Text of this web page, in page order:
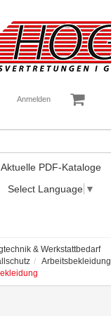
Anmelden
Aktuelle PDF-Kataloge
Select Language ▼
& Werkstattbedarf
Arbeitsbekleidung